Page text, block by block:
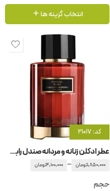
انتخاب گزینه ها
کد: 21017
عطر ادکلن زنانه و مردانه صندل رابی کارولینا هررا
1,850,000تومان –
4,100,000تومان
حجم